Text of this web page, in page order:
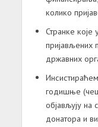
колико
Странке
пријављених
државних
годишње
објављују на
донатора и